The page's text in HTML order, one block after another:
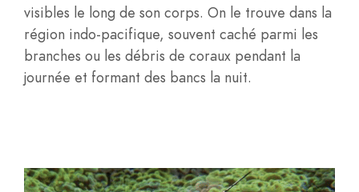
visibles le long de son corps. On le trouve dans la
région indo-pacifique, souvent caché parmi les
branches ou les débris de coraux pendant la
journée et formant des bancs la nuit.